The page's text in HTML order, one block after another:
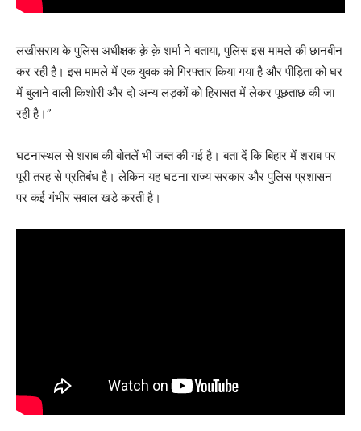
लखीसराय के पुलिस अधीक्षक क़े क़े शर्मा ने बताया, पुलिस इस मामले की छानबीन
कर रही है। इस मामले में एक युवक को गिरफ्तार किया गया है और पीड़िता को घर
में बुलाने वाली किशोरी और दो अन्य लड़कों को हिरासत में लेकर पूछताछ की जा
रही है।”
घटनास्थल से शराब की बोतलें भी जब्त की गई है। बता दें कि बिहार में शराब पर
पूरी तरह से प्रतिबंध है। लेकिन यह घटना राज्य सरकार और पुलिस प्रशासन
पर कई गंभीर सवाल खड़े करती है।